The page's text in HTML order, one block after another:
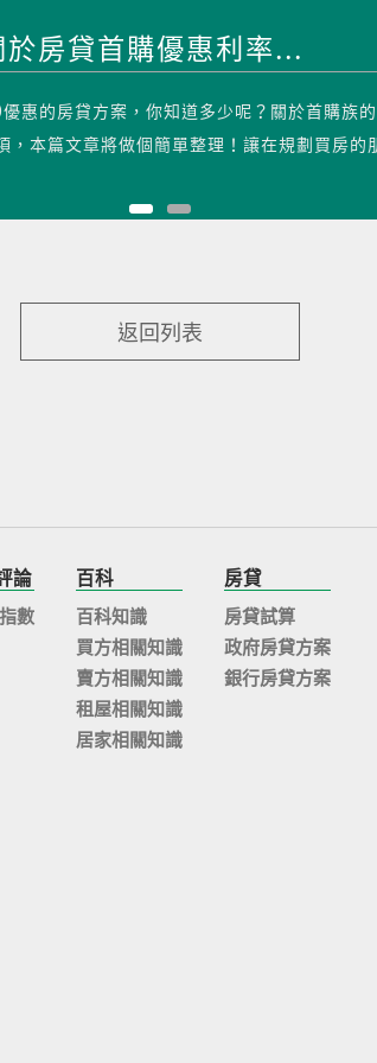
房貸首購優惠利率...
惠的房貸方案，你知道多少呢？關於首購族
，本篇文章將做個簡單整理！讓在規劃買房的
返回列表
論
數
百科
百科知識
買方相關知識
賣方相關知識
租屋相關知識
居家相關知識
房貸
房貸試算
政府房貸方案
銀行房貸方案